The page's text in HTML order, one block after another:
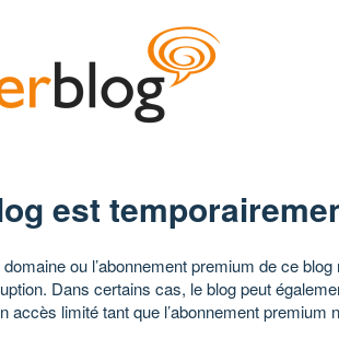
est
ou l’abonnement premium de ce
Dans certains cas, le blog peut
accès limité tant que l’abonnement premium